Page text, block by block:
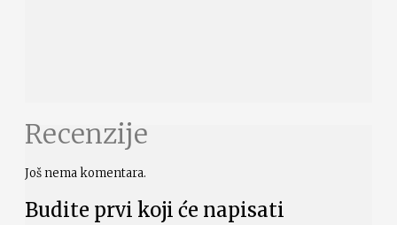
Recenzije
Još nema komentara.
Budite prvi koji će napisati